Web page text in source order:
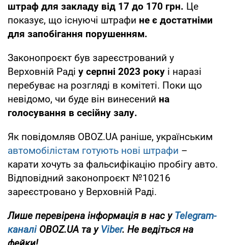
штраф для закладу від 17 до 170 грн. Це
показує, що існуючі штрафи не є достатніми
для запобігання порушенням.
Законопроєкт був зареєстрований у
Верховній Раді у серпні 2023 року і наразі
перебуває на розгляді в комітеті. Поки що
невідомо, чи буде він винесений на
голосування в сесійну залу.
Як повідомляв OBOZ.UA раніше, українським
автомобілістам готують нові штрафи –
карати хочуть за фальсифікацію пробігу авто.
Відповідний законопроєкт №10216
зареєстровано у Верховній Раді.
Лише перевірена інформація в нас уTelegram-
каналіOBOZ.UA та уViber. Не ведіться на